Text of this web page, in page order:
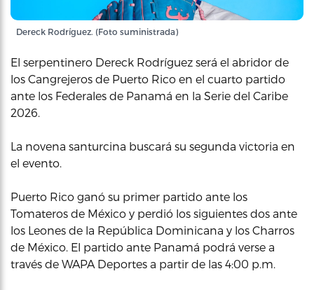
Dereck Rodríguez. (Foto suministrada)
El serpentinero Dereck Rodríguez será el abridor de
los Cangrejeros de Puerto Rico en el cuarto partido
ante los Federales de Panamá en la Serie del Caribe
2026.
La novena santurcina buscará su segunda victoria en
el evento.
Puerto Rico ganó su primer partido ante los
Tomateros de México y perdió los siguientes dos ante
los Leones de la República Dominicana y los Charros
de México. El partido ante Panamá podrá verse a
través de WAPA Deportes a partir de las 4:00 p.m.